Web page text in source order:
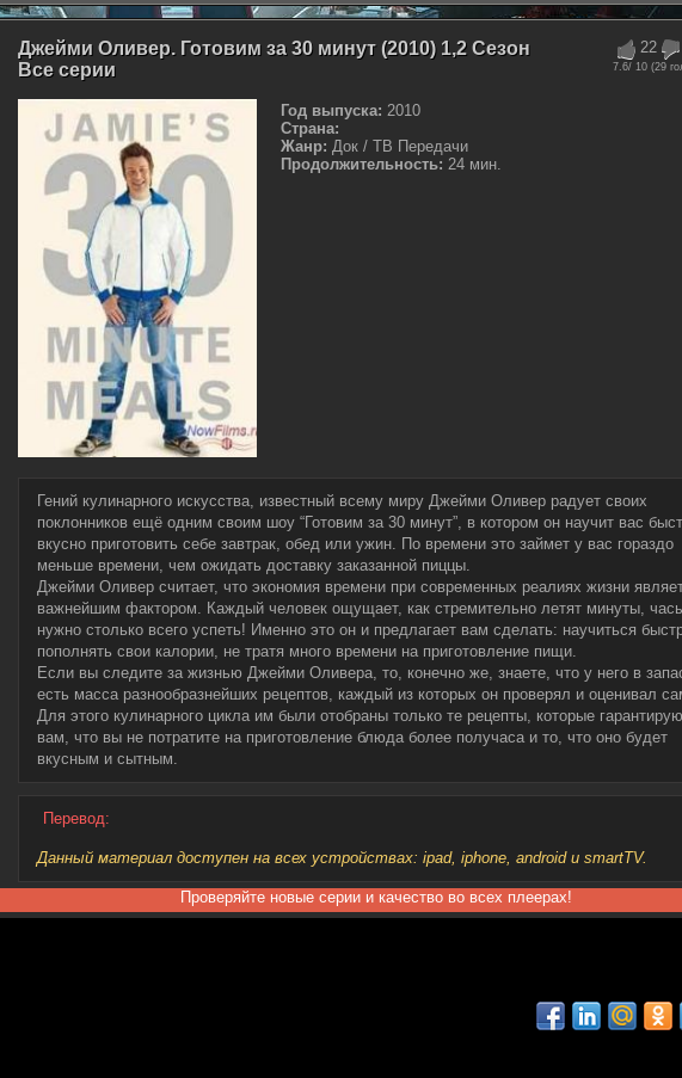
22
7.6/ 10 (29
Джейми Оливер. Готовим за 30 минут (2010) 1,2 Сезон
Все серии
Год выпуска: 2010
Страна:
Жанр: Док / ТВ Передачи
Продолжительность: 24 мин.
Гений кулинарного искусства, известный всему миру Джейми Оливер радует своих
поклонников ещё одним своим шоу “Готовим за 30 минут”, в котором он научит вас
вкусно приготовить себе завтрак, обед или ужин. По времени это займет у вас гораздо
меньше времени, чем ожидать доставку заказанной пиццы.
Джейми Оливер считает, что экономия времени при современных реалиях жизни
важнейшим фактором. Каждый человек ощущает, как стремительно летят минуты,
нужно столько всего успеть! Именно это он и предлагает вам сделать: научиться
пополнять свои калории, не тратя много времени на приготовление пищи.
Если вы следите за жизнью Джейми Оливера, то, конечно же, знаете, что у него в
есть масса разнообразнейших рецептов, каждый из которых он проверял и оценивал
Для этого кулинарного цикла им были отобраны только те рецепты, которые
вам, что вы не потратите на приготовление блюда более получаса и то, что оно будет
вкусным и сытным.
Перевод:
Данный материал доступен на всех устройствах: ipad, iphone, android и smartTV.
Проверяйте новые серии и качество во всех плеерах!